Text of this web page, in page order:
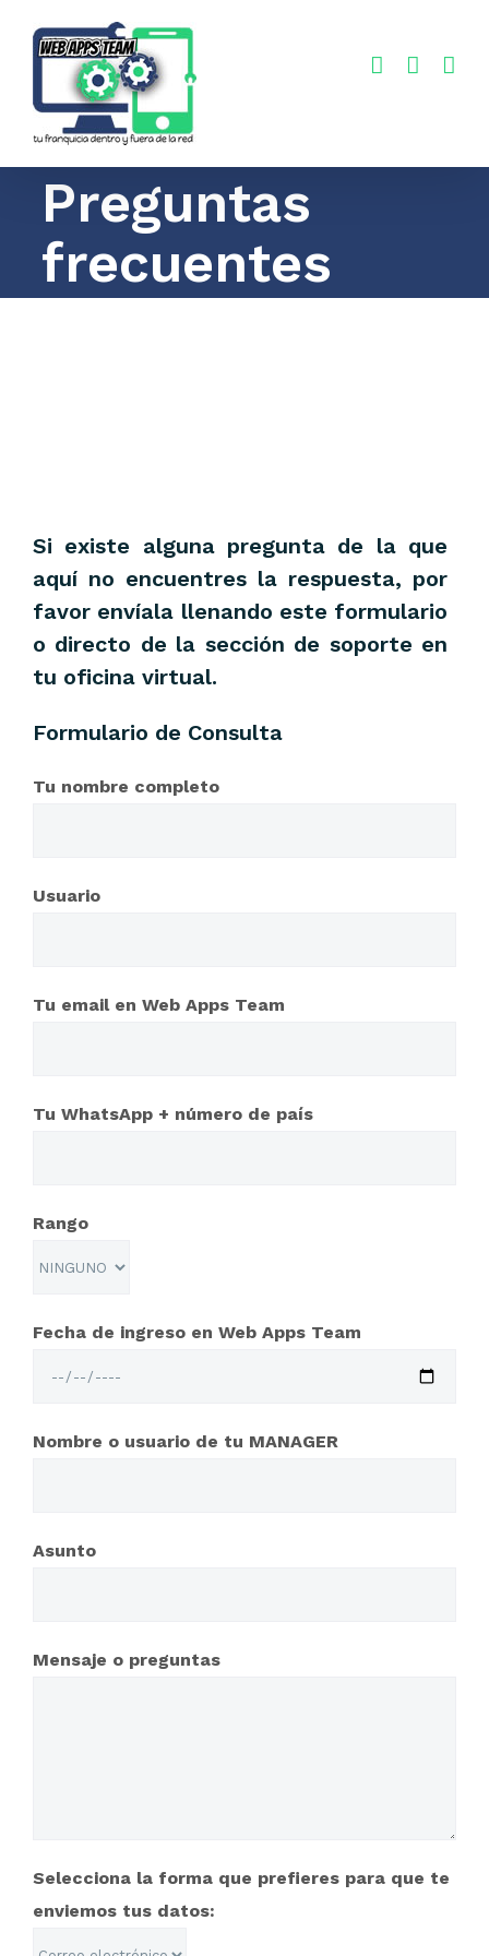
contenido
Preguntas
frecuentes
Si existe alguna pregunta de la que
aquí no encuentres la respuesta, por
favor envíala llenando este formulario
o directo de la sección de soporte en
tu oficina virtual.
Formulario de Consulta
Tu nombre completo
Usuario
Tu email en Web Apps Team
Tu WhatsApp + número de país
Rango
Fecha de ingreso en Web Apps Team
Nombre o usuario de tu MANAGER
Asunto
Mensaje o preguntas
Selecciona la forma que prefieres para que te
enviemos tus datos: